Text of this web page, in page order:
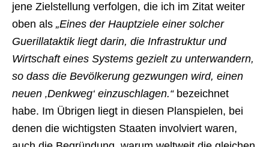
jene Zielstellung verfolgen, die ich im Zitat weiter
oben als „Eines der Hauptziele einer solcher
Guerillataktik liegt darin, die Infrastruktur und
Wirtschaft eines Systems gezielt zu unterwandern,
so dass die Bevölkerung gezwungen wird, einen
neuen ‚Denkweg‘ einzuschlagen.“bezeichnet
habe. Im Übrigen liegt in diesen Planspielen, bei
denen die wichtigsten Staaten involviert waren,